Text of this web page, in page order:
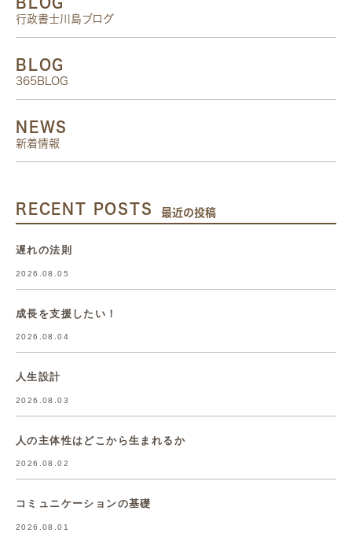
行政書士川島ブログ
BLOG
365BLOG
NEWS
新着情報
RECENT POSTS 最近の投稿
遅れの法則
2026.08.05
成長を支援したい！
2026.08.04
人生設計
2026.08.03
人の主体性はどこから生まれるか
2026.08.02
コミュニケーションの基礎
2026.08.01